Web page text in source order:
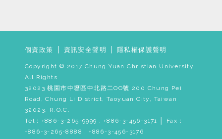
個資政策 資訊安全聲明 隱私權保護聲明
Copyright © 2017 Chung Yuan Christian University
All Rights
32023 桃園市中壢區中北路二OO號 200 Chung Pei
Road, Chung Li District, Taoyuan City, Taiwan
32023, R.O.C.
Tel：+886-3-265-9999 , +886-3-456-3171 │ Fax：
+886-3-265-8888 , +886-3-456-3176